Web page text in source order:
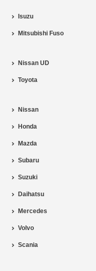
Isuzu
Mitsubishi Fuso
Nissan UD
Toyota
Nissan
Honda
Mazda
Subaru
Suzuki
Daihatsu
Mercedes
Volvo
Scania